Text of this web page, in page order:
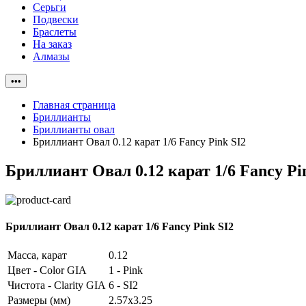
Серьги
Подвески
Браслеты
На заказ
Алмазы
•••
Главная страница
Бриллианты
Бриллианты овал
Бриллиант Овал 0.12 карат 1/6 Fancy Pink SI2
Бриллиант Овал 0.12 карат 1/6 Fancy
Бриллиант Овал 0.12 карат 1/6 Fancy Pink SI2
Масса, карат
0.12
Цвет - Color GIA
1 - Pink
Чистота - Clarity GIA 6 - SI2
Размеры (мм)
2.57x3.25